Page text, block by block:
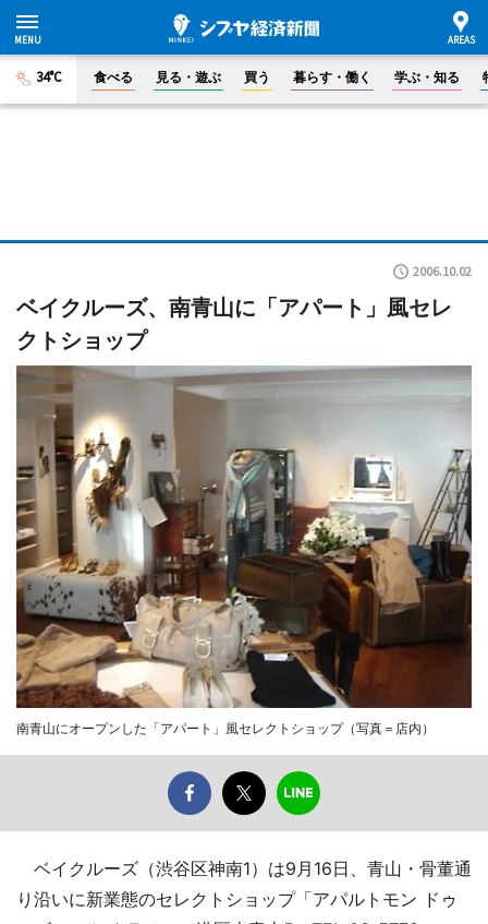
34°C 食べる 見る・遊ぶ 買う 暮らす・働く 学ぶ・知る
2006.10.02
ベイクルーズ、南青山に「アパート」風セレ
クトショップ
南青山にオープンした「アパート」風セレクトショップ（写真＝店内）
ベイクルーズ（渋谷区神南1）は9月16日、青山・骨董通
り沿いに新業態のセレクトショップ「アパルトモン ドゥ